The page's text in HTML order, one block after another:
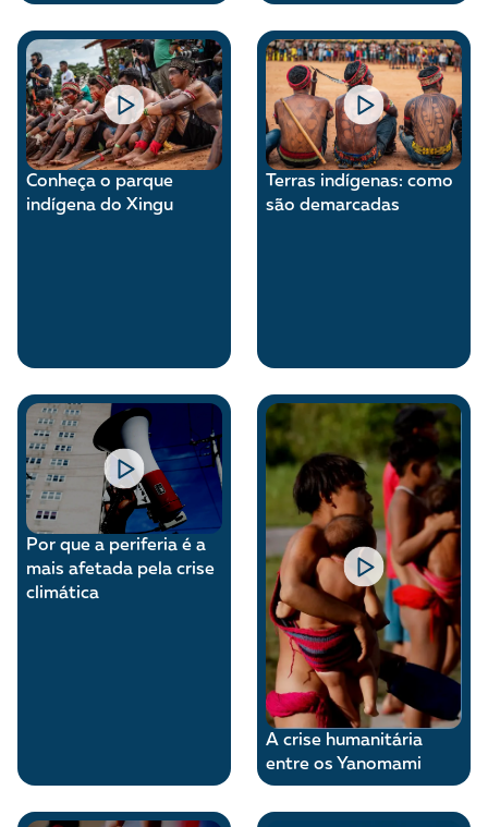
Conheça o parque
indígena do Xingu
Terras indígenas: como
são demarcadas
Por que a periferia é a
mais afetada pela crise
climática
A crise humanitária
entre os Yanomami